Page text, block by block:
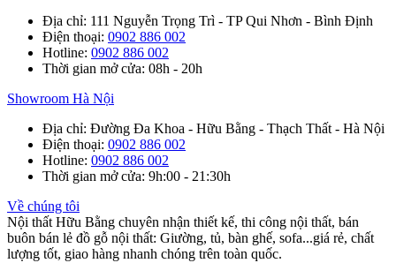
Địa chỉ: 111 Nguyễn Trọng Trì - TP Qui Nhơn - Bình Định
Điện thoại: 0902 886 002
Hotline: 0902 886 002
Thời gian mở cửa: 08h - 20h
Showroom Hà Nội
Địa chỉ: Đường Đa Khoa - Hữu Bằng - Thạch Thất - Hà Nội
Điện thoại: 0902 886 002
Hotline: 0902 886 002
Thời gian mở cửa: 9h:00 - 21:30h
Về chúng tôi
Nội thất Hữu Bằng chuyên nhận thiết kế, thi công nội thất, bán
buôn bán lẻ đồ gỗ nội thất: Giường, tủ, bàn ghế, sofa...giá rẻ, chất
lượng tốt, giao hàng nhanh chóng trên toàn quốc.